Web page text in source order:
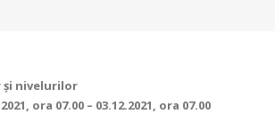
nivelurilor
ora 07.00 – 03.12.2021, ora 07.00